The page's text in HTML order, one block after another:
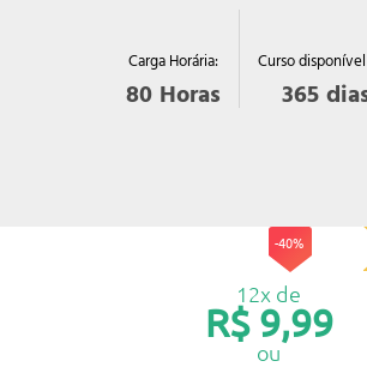
Carga Horária:
80 Horas
Curso
365
-40%
12x de
R$ 9,99
ou